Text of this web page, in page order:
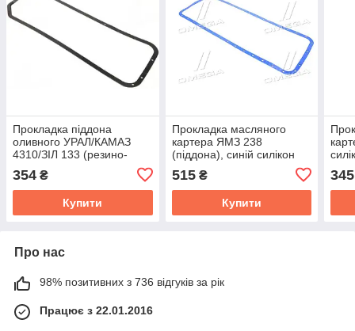
Прокладка піддона
оливного УРАЛ/КАМАЗ
4310/ЗІЛ 133 (резино-
пробка) (АВТО-СОЮЗ 88)
740-1009040-10
354 ₴
Купити
Прокладка масляного
картера ЯМЗ 238
(піддона), синій силікон
515₴
Купити
345
Про нас
98% позитивних з 736 відгуків за рік
Працює з 22.01.2016